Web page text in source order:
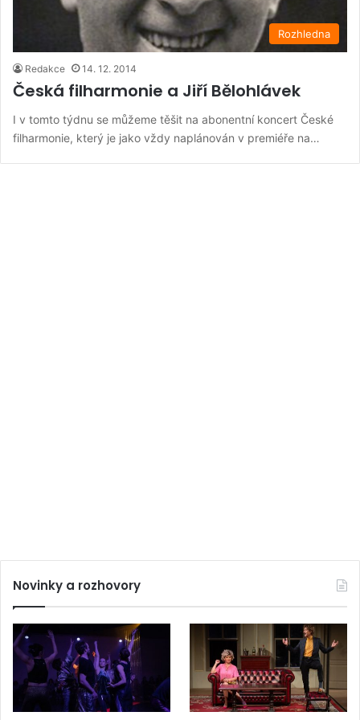
Rozhledna
Redakce 14. 12. 2014
Česká filharmonie a Jiří Bělohlávek
I v tomto týdnu se můžeme těšit na abonentní koncert České
filharmonie, který je jako vždy naplánován v premiéře na…
Novinky a rozhovory